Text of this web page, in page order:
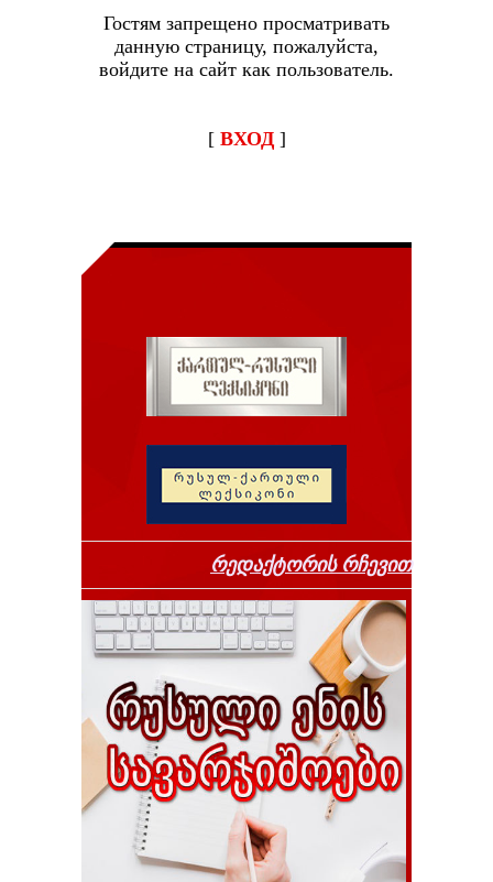
Гостям запрещено просматривать
данную страницу, пожалуйста,
войдите на сайт как пользователь.
[ ВХОД]
რედაქტორის რჩევით